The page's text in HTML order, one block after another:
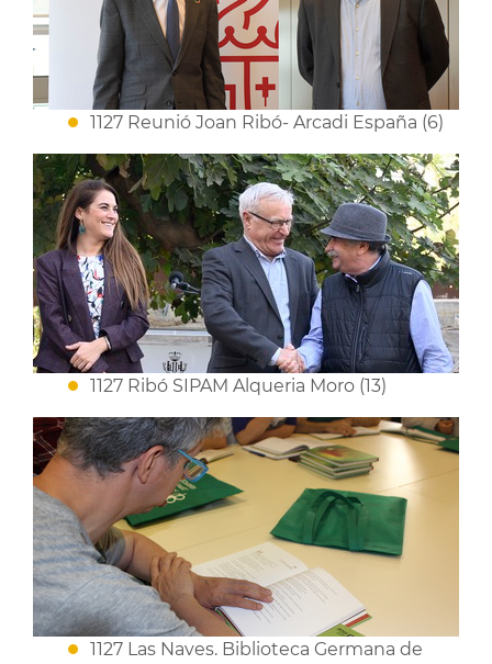
1127 Reunió Joan Ribó- Arcadi España (6)
1127 Ribó SIPAM Alqueria Moro (13)
1127 Las Naves. Biblioteca Germana de